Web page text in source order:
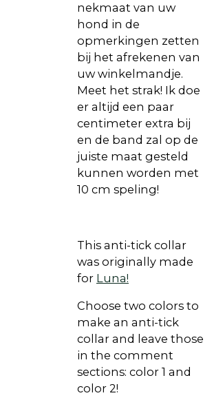
nekmaat van uw
hond in de
opmerkingen zetten
bij het afrekenen van
uw winkelmandje.
Meet het strak! Ik doe
er altijd een paar
centimeter extra bij
en de band zal op de
juiste maat gesteld
kunnen worden met
10 cm speling!
This anti-tick collar
was originally made
for Luna!
Choose two colors to
make an anti-tick
collar and leave those
in the comment
sections: color 1 and
color 2!